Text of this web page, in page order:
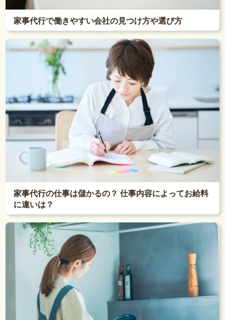
家事代行で働きやすい会社の見つけ方や選び方
家事代行の仕事は儲かるの？ 仕事内容によってお給料
に違いは？